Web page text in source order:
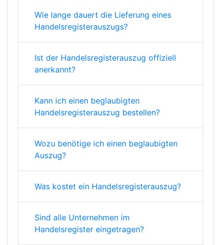
Wie lange dauert die Lieferung eines
Handelsregisterauszugs?
Ist der Handelsregisterauszug offiziell
anerkannt?
Kann ich einen beglaubigten
Handelsregisterauszug bestellen?
Wozu benötige ich einen beglaubigten
Auszug?
Was kostet ein Handelsregisterauszug?
Sind alle Unternehmen im
Handelsregister eingetragen?